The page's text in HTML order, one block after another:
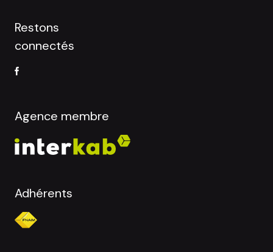
Restons
connectés
Agence membre
Adhérents